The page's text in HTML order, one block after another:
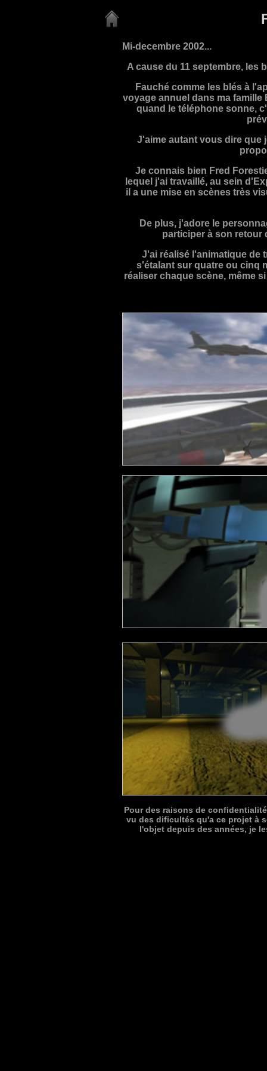
Mi-decembre 2002...
A cause du 11 septembre, les
Fauché comme les blés à
voyage annuel dans ma
quand le téléphone sonne,
J'aime autant vous dire que
Je connais bien Fred
lequel j'ai travaillé, au sein
il a une mise en scènes très
De plus, j'adore le
participer à son retour
J'ai réalisé l'animatique de
s'étalant sur quatre ou cinq
réaliser chaque scène, même
Pour des raisons de
vu des dificultés qu'a ce projet à
l'objet depuis des années, je